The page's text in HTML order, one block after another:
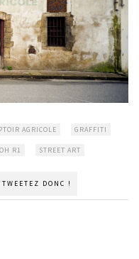
AGRICOLE GRAFFITI
R1 STREET ART
TWEETEZ DONC !